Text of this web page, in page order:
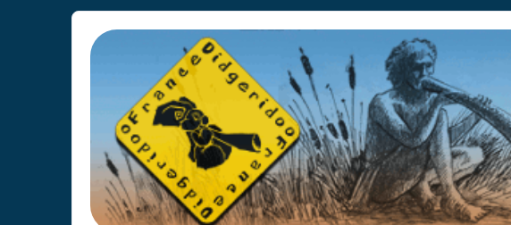
France Didgeridoo
Didgeridoo et Guimbarde sur France Didgeridoo - retrouvez la communauté.